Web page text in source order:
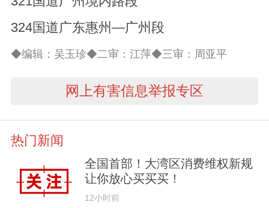
324国道广东惠州—广州段
◆编辑：吴玉珍◆二审：江萍◆三审：周亚平
网上有害信息举报专区
热门新闻
全国首部！大湾区消费维权新规
让你放心买买买！
12小时前